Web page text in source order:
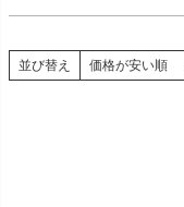
並び替え 価格が安い順